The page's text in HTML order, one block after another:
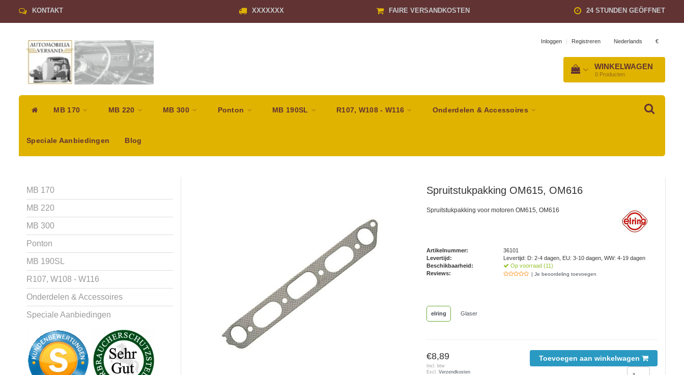
KONTAKT XXXXXXX FAIRE VERSANDKOSTEN 24 STUNDEN GEÖFFNET
Inloggen | Registreren Nederlands €
WINKELWAGEN
0 Producten
MB 170 MB 220 MB 300 Ponton MB 190SL R107, W108 - W116 Onderdelen & Accessoires
Speciale Aanbiedingen Blog
MB 170
MB 220
MB 300
Ponton
MB 190SL
R107, W108 - W116
Onderdelen & Accessoires
Speciale Aanbiedingen
Spruitstukpakking OM615, OM616
Spruitstukpakking voor motoren OM615, OM616
Artikelnummer:
36101
Levertijd:
Levertijd: D: 2-4 dagen, EU: 3-10 dagen, WW: 4-19 dagen
Beschikbaarheid:
Op voorraad (11)
Reviews:
| Je beoordeling toevoegen
elring Glaser
€8,89
Incl. btw
Excl.Verzendkosten
Toevoegen aan winkelwagen